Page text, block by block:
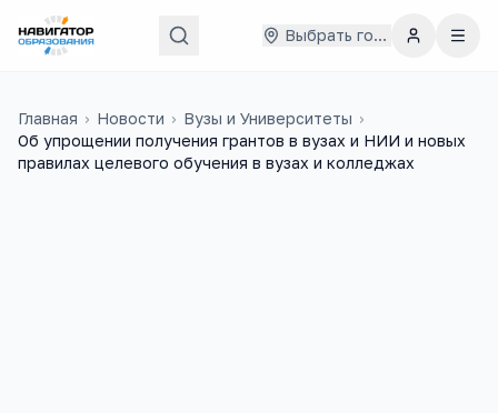
Выбрать город
Главная › Новости › Вузы и Университеты ›
Об упрощении получения грантов в вузах и НИИ и новых
правилах целевого обучения в вузах и колледжах